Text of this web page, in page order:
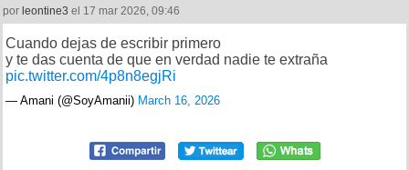
por leontine3 el 17 mar 2026, 09:46
Cuando dejas de escribir primero
y te das cuenta de que en verdad nadie te extraña
pic.twitter.com/4p8n8egjRi
— Amani (@SoyAmanii) March 16, 2026